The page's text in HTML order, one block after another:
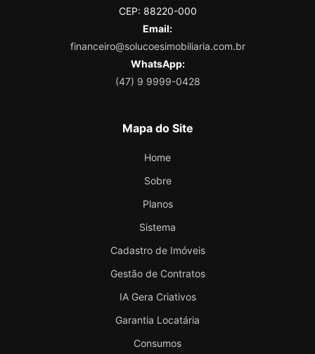
CEP: 88220-000
Email:
financeiro@solucoesimobiliaria.com.br
WhatsApp:
(47) 9 9999-0428
Mapa do Site
Home
Sobre
Planos
Sistema
Cadastro de Imóveis
Gestão de Contratos
IA Gera Criativos
Garantia Locatária
Consumos